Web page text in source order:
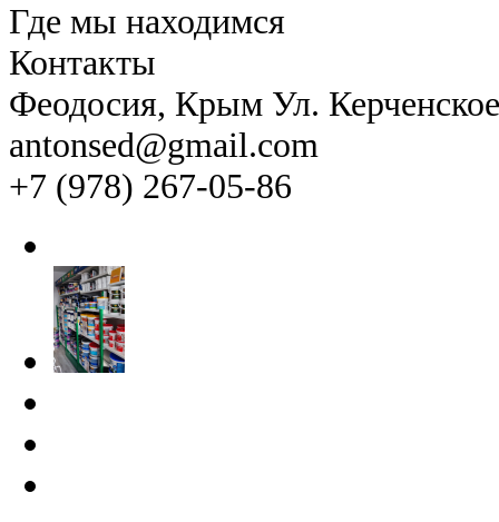
Где мы находимся
Контакты
Феодосия, Крым Ул.
antonsed@gmail.com
+7 (978) 267-05-86